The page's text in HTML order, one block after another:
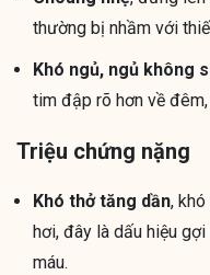
thường bị nhầm với
Khó ngủ, ngủ không
tim đập rõ hơn về
Triệu chứng nặng
Khó thở tăng dần,
hơi, đây là dấu hiệu
máu.